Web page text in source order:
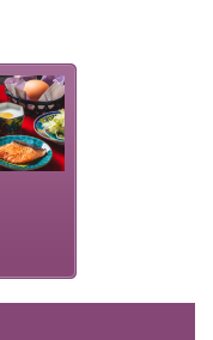
意
ト10時
に使わ
産品を
安心・
産...